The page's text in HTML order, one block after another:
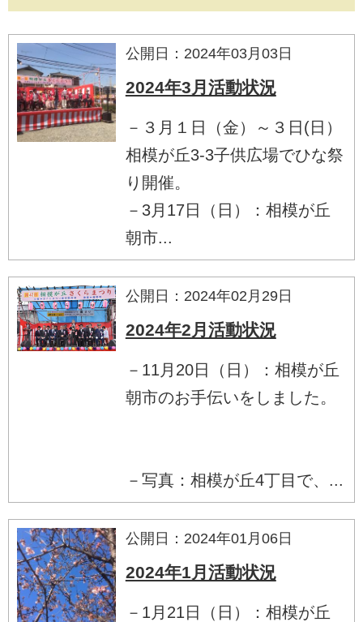
公開日：2024年03月03日
2024年3月活動状況
－３月１日（金）～３日(日）
相模が丘3-3子供広場でひな祭
り開催。
－3月17日（日）：相模が丘
朝市...
公開日：2024年02月29日
2024年2月活動状況
－11月20日（日）：相模が丘
朝市のお手伝いをしました。
－写真：相模が丘4丁目で、...
公開日：2024年01月06日
2024年1月活動状況
－1月21日（日）：相模が丘